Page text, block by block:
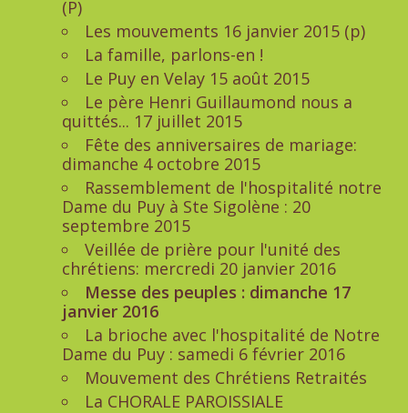
(P)
Les mouvements 16 janvier 2015 (p)
La famille, parlons-en !
Le Puy en Velay 15 août 2015
Le père Henri Guillaumond nous a
quittés... 17 juillet 2015
Fête des anniversaires de mariage:
dimanche 4 octobre 2015
Rassemblement de l'hospitalité notre
Dame du Puy à Ste Sigolène : 20
septembre 2015
Veillée de prière pour l'unité des
chrétiens: mercredi 20 janvier 2016
Messe des peuples : dimanche 17
janvier 2016
La brioche avec l'hospitalité de Notre
Dame du Puy : samedi 6 février 2016
Mouvement des Chrétiens Retraités
La CHORALE PAROISSIALE